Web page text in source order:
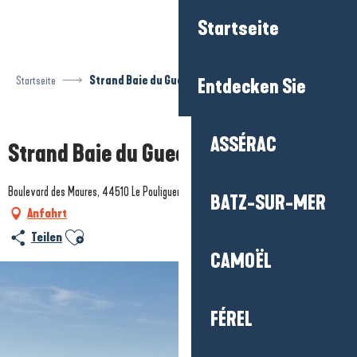
Startseite
Entdecken Sie
ASSÉRAC
BATZ-SUR-MER
CAMOËL
FÉREL
Startseite Strand Baie du Guec
Strand Baie du Guec
Prestataire engagé dans une démarche environnementale
Boulevard des Maures, 44510 Le Pouliguen
Anfahrt
Teilen Ajouter aux favoris